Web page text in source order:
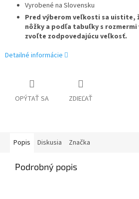
Vyrobené na Slovensku
Pred výberom veľkosti sa uistite,
nôžky a podľa tabuľky s
zvoľte zodpovedajúcu veľkosť.
Detailné informácie
OPÝTAŤ SA ZDIEĽAŤ
Popis Diskusia Značka
Podrobný popis